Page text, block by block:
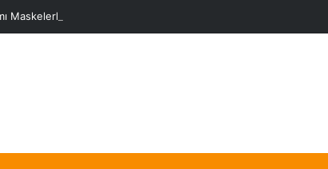
Maskelerle Leke Sorununa Çözüm Önerileri